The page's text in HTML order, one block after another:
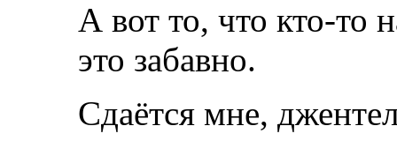
А вот то, что кто-то
это забавно.
Сдаётся мне,